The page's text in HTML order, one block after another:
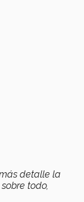
detalle la
todo,